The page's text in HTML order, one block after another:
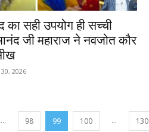
का सही उपयोग ही सच्ची
जी महाराज ने नवजोत कौर
2026
... 98 99 100 ... 130